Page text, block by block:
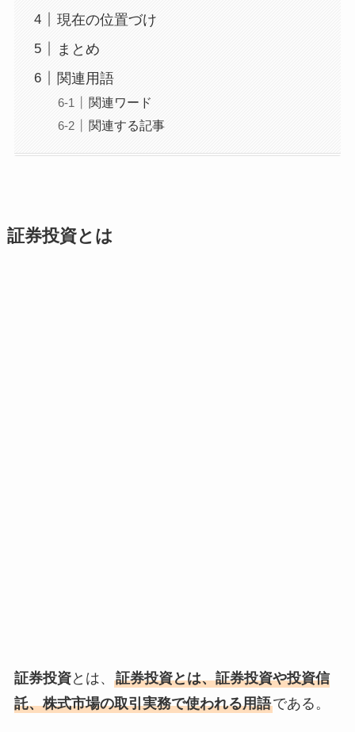
現在の位置づけ
まとめ
関連用語
関連ワード
関連する記事
証券投資とは
証券投資とは、 証券投資とは、証券投資や投資信
託、株式市場の取引実務で使われる用語である。